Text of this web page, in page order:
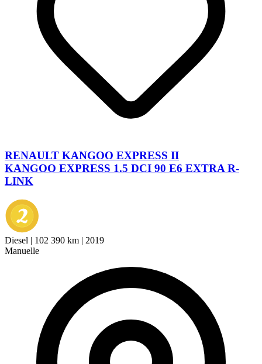
RENAULT KANGOO EXPRESS II
KANGOO EXPRESS 1.5 DCI 90 E6 EXTRA R-
LINK
Diesel | 102 390 km | 2019
Manuelle